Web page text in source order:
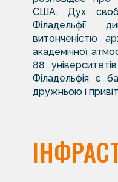
США. Дух
Філадельфії
витонченістю
академічної
88
Філадельфія є
дружньою і